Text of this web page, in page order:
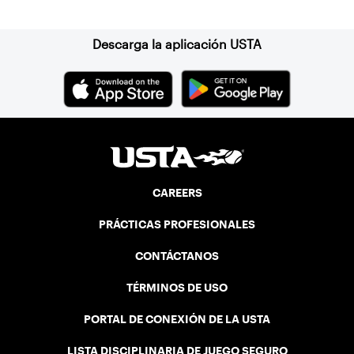
Descarga la aplicación USTA
CAREERS
PRÁCTICAS PROFESIONALES
CONTÁCTANOS
TÉRMINOS DE USO
PORTAL DE CONEXIÓN DE LA USTA
LISTA DISCIPLINARIA DE JUEGO SEGURO